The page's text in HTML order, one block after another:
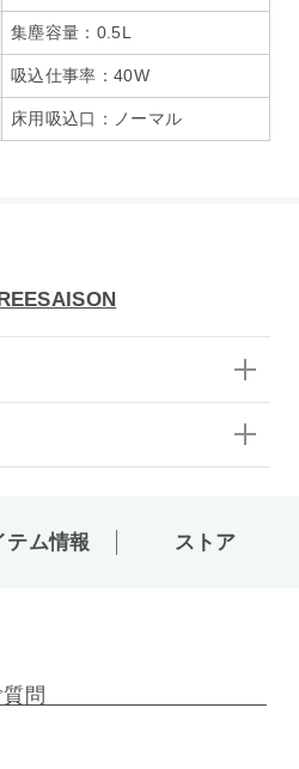
集塵容量：0.5L
吸込仕事率：40W
床用吸込口：ノーマル
テム情報 ストア
問